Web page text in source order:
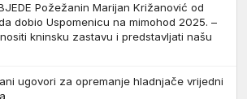
Požežanin Marijan Križanović od
dobio Uspomenicu na mimohod 2025. –
kninsku zastavu i predstavljati našu
ugovori za opremanje hladnjače vrijedni